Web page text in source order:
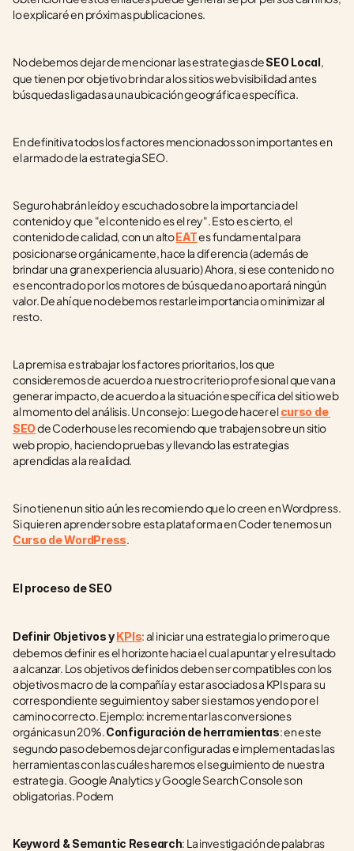
lo explicaré en próximas publicaciones.
No debemos dejar de mencionar las estrategias de SEO Local,
que tienen por objetivo brindar a los sitios web visibilidad antes
búsquedas ligadas a una ubicación geográfica específica.
En definitiva todos los factores mencionados son importantes en
el armado de la estrategia SEO.
Seguro habrán leído y escuchado sobre la importancia del
contenido y que "el contenido es el rey". Esto es cierto, el
contenido de calidad, con un alto EAT es fundamental para
posicionarse orgánicamente, hace la diferencia (además de
brindar una gran experiencia al usuario) Ahora, si ese contenido no
es encontrado por los motores de búsqueda no aportará ningún
valor. De ahí que no debemos restarle importancia o minimizar al
resto.
La premisa es trabajar los factores prioritarios, los que
consideremos de acuerdo a nuestro criterio profesional que van a
generar impacto, de acuerdo a la situación específica del sitio web
al momento del análisis. Un consejo: Luego de hacer el curso de
SEO de Coderhouse les recomiendo que trabajen sobre un sitio
web propio, haciendo pruebas y llevando las estrategias
aprendidas a la realidad.
Si no tienen un sitio aún les recomiendo que lo creen en Wordpress.
Curso de WordPress.
El proceso de SEO
Definir Objetivos y KPIs: al iniciar una estrategia lo primero que
debemos definir es el horizonte hacia el cual apuntar y el resultado
a alcanzar. Los objetivos definidos deben ser compatibles con los
objetivos macro de la compañía y estar asociados a KPIs para su
correspondiente seguimiento y saber si estamos yendo por el
camino correcto. Ejemplo: incrementar las conversiones
orgánicas un 20%. Configuración de herramientas: en este
segundo paso debemos dejar configuradas e implementadas las
herramientas con las cuáles haremos el seguimiento de nuestra
estrategia. Google Analytics y Google Search Console son
obligatorias. Podem
Keyword & Semantic Research: La investigación de palabras